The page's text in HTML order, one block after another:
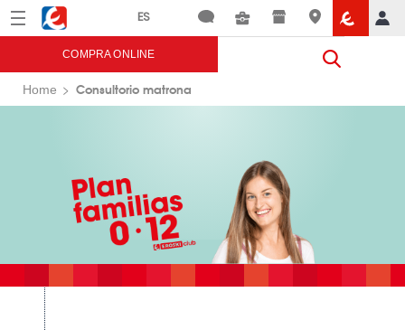
Menú Eroski
COMPRA ONLINE
Home Consultorio matrona